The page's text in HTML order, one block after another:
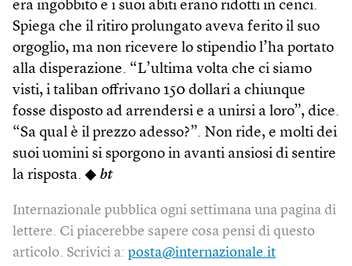
era ingobbito e i suoi abiti erano ridotti in cenci.
Spiega che il ritiro prolungato aveva ferito il suo
orgoglio, ma non ricevere lo stipendio l’ha portato
alla disperazione. “L’ultima volta che ci siamo
visti, i taliban offrivano 150 dollari a chiunque
fosse disposto ad arrendersi e a unirsi a loro”, dice.
“Sa qual è il prezzo adesso?”. Non ride, e molti dei
suoi uomini si sporgono in avanti ansiosi di sentire
la risposta. ◆ bt
Internazionale pubblica ogni settimana una pagina di
lettere. Ci piacerebbe sapere cosa pensi di questo
articolo. Scrivici a: posta@internazionale.it